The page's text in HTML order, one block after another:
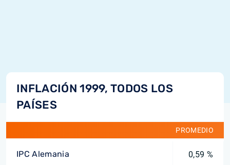
INFLACIÓN 1999, TODOS LOS
PAÍSES
PROMEDIO
IPC Alemania 0,59 %